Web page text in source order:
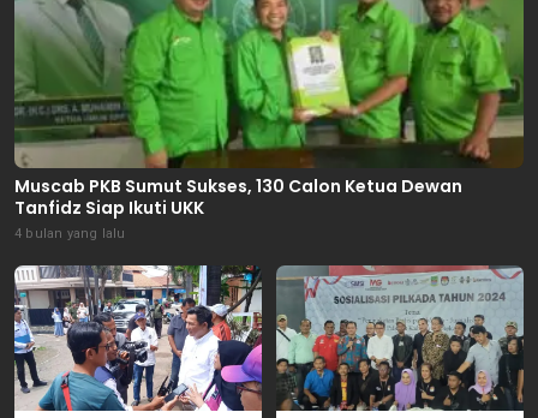
Muscab PKB Sumut Sukses, 130 Calon Ketua Dewan
Tanfidz Siap Ikuti UKK
4 bulan yang lalu